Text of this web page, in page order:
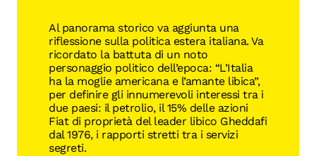
Al panorama storico va aggiunta una
riflessione sulla politica estera italiana. Va
ricordato la battuta di un noto
personaggio politico dell’epoca: “L’Italia
ha la moglie americana e l’amante libica”,
per definire gli innumerevoli interessi tra i
due paesi: il petrolio, il 15% delle azioni
Fiat di proprietà del leader libico Gheddafi
dal 1976, i rapporti stretti tra i servizi
segreti.